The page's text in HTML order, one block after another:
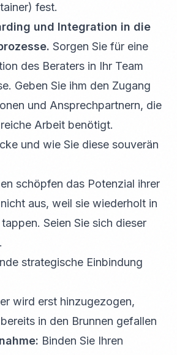
fest.
und Integration in die
Sorgen Sie für eine
des Beraters in Ihr Team
Geben Sie ihm den Zugang
und Ansprechpartnern, die
Arbeit benötigt.
und wie Sie diese souverän
schöpfen das Potenzial ihrer
aus, weil sie wiederholt in
Seien Sie sich dieser
strategische Einbindung
wird erst hinzugezogen,
in den Brunnen gefallen
Binden Sie Ihren